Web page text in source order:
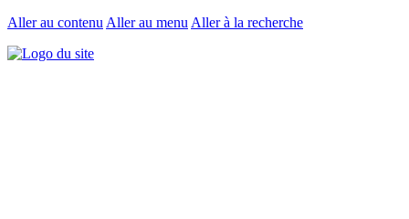
Aller au contenu Aller au menu Aller à la recherche